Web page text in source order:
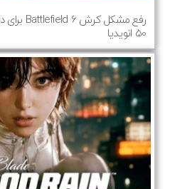
50 انویدیا